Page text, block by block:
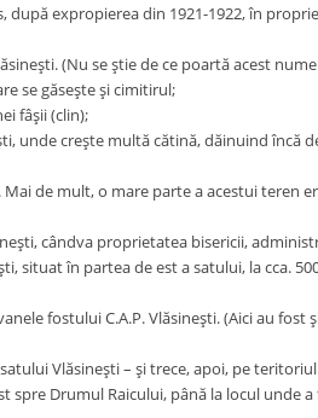
expropierea din 1921-1922, în
(Nu se ştie de ce poartă acest
se găseşte şi cimitirul;
fâşii (clin);
unde creşte multă cătină, dăinuind încă
de mult, o mare parte a acestui teren
cândva proprietatea bisericii,
situat în partea de est a satului, la cca.
fostului C.A.P. Vlăsineşti. (Aici au fost
Vlăsineşti – şi trece, apoi, pe
Drumul Raicului, până la locul unde